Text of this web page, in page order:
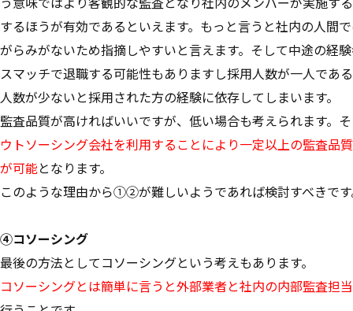
するほうが有効であるといえます。もっと言うと社内の人間
がらみがないため指摘しやすいと言えます。そして中途の経
スマッチで退職する可能性もありますし採用人数が一人であ
人数が少ないと採用された方の経験に依存してしまいます。
監査品質が高ければいいですが、低い場合も考えられます。
ウトソーシング会社を利用することにより一定以上の監査品
が可能となります。
このような理由から①②が難しいようであれば検討すべきで
④コソーシング
最後の方法としてコソーシングという考えもあります。
コソーシングとは簡単に言うと外部業者と社内の内部監査担